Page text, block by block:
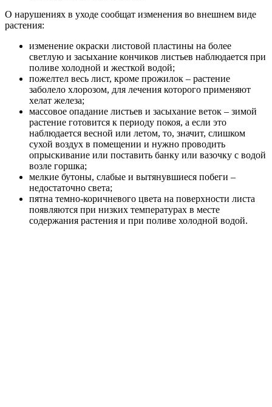
О нарушениях в уходе сообщат изменения во внешнем виде
растения:
изменение окраски листовой пластины на более
светлую и засыхание кончиков листьев наблюдается при
поливе холодной и жесткой водой;
пожелтел весь лист, кроме прожилок – растение
заболело хлорозом, для лечения которого применяют
хелат железа;
массовое опадание листьев и засыхание веток – зимой
растение готовится к периоду покоя, а если это
наблюдается весной или летом, то, значит, слишком
сухой воздух в помещении и нужно проводить
опрыскивание или поставить банку или вазочку с водой
возле горшка;
мелкие бутоны, слабые и вытянувшиеся побеги –
недостаточно света;
пятна темно-коричневого цвета на поверхности листа
появляются при низких температурах в месте
содержания растения и при поливе холодной водой.